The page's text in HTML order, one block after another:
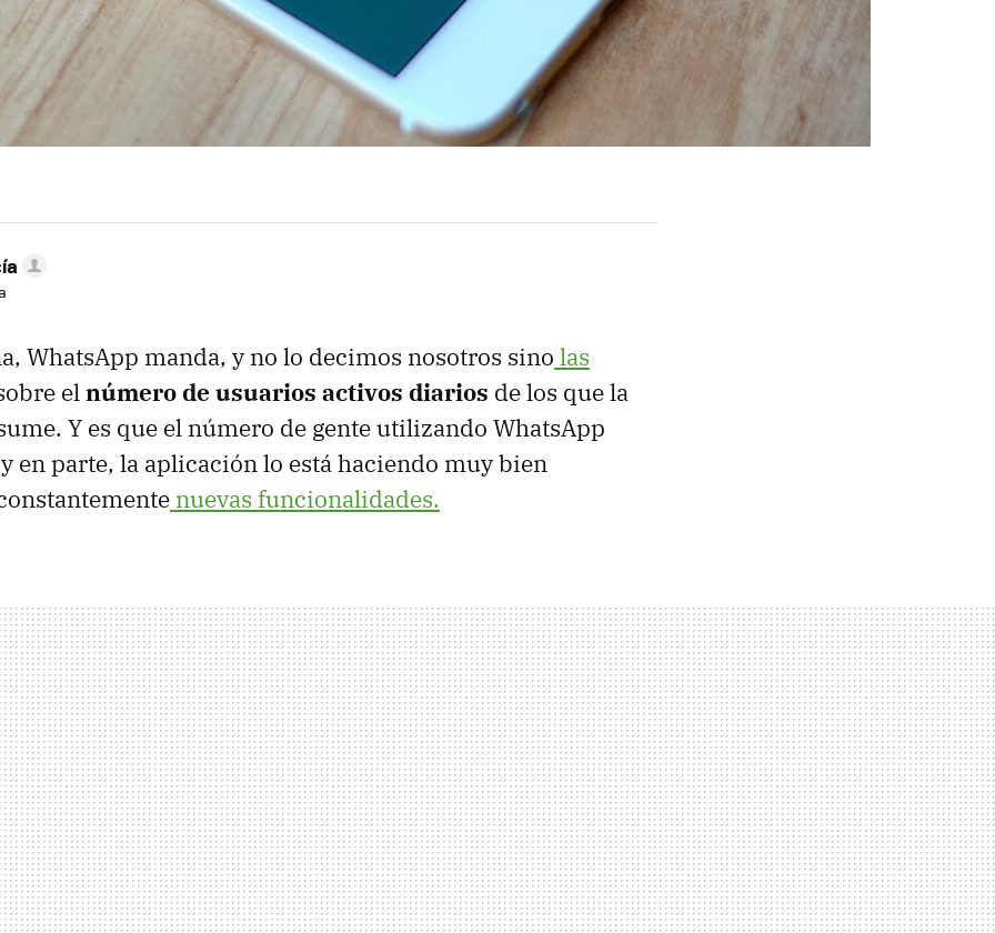
WhatsApp manda, y no lo decimos nosotros sino las
elnúmero de usuarios activos diarios de los que la
Y es que el número de gente utilizando WhatsApp
en parte, la aplicación lo está haciendo muy bien
nuevas funcionalidades.